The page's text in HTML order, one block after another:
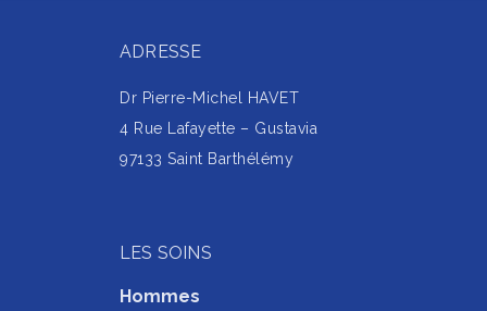
ADRESSE
Dr Pierre-Michel HAVET
4 Rue Lafayette – Gustavia
97133 Saint Barthélémy
LES SOINS
Hommes